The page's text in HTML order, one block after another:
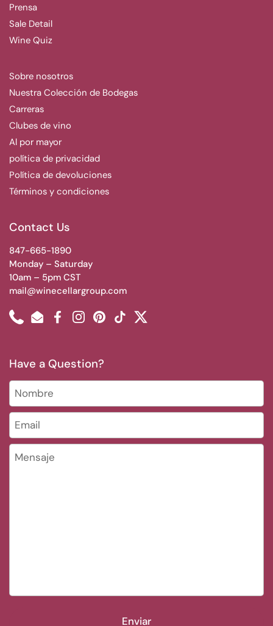
Prensa
Sale Detail
Wine Quiz
Sobre nosotros
Nuestra Colección de Bodegas
Carreras
Clubes de vino
Al por mayor
política de privacidad
Política de devoluciones
Términos y condiciones
Contact Us
847-665-1890
Monday – Saturday
10am – 5pm CST
mail@winecellargroup.com
PhoneEmailFacebookInstagramPinterest
TikTokTwitter
Have a Question?
Nombre
Email *
Mensaje
Enviar